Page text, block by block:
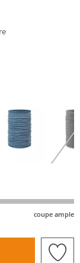
coupe ample